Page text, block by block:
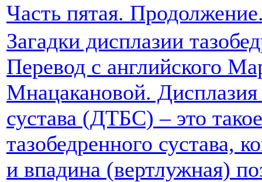
Часть пятая.
Загадки дисплазии
Перевод с английского
Мнацакановой. Дисплазия
сустава (ДТБС) – это
тазобедренного сустава,
и впадина (вертлужная)